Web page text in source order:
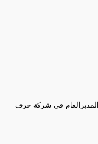
في شركة حرف